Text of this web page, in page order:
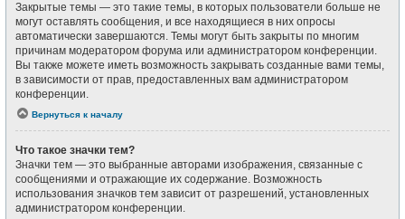
Закрытые темы — это такие темы, в которых пользователи больше не
могут оставлять сообщения, и все находящиеся в них опросы
автоматически завершаются. Темы могут быть закрыты по многим
причинам модератором форума или администратором конференции.
Вы также можете иметь возможность закрывать созданные вами темы,
в зависимости от прав, предоставленных вам администратором
конференции.
Вернуться к началу
Что такое значки тем?
Значки тем — это выбранные авторами изображения, связанные с
сообщениями и отражающие их содержание. Возможность
использования значков тем зависит от разрешений, установленных
администратором конференции.